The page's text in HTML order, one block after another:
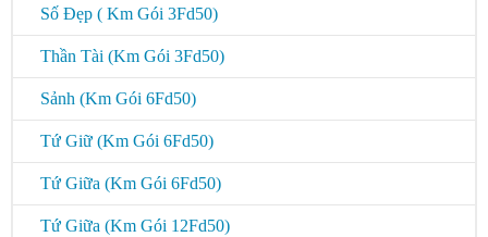
Số Đẹp ( Km Gói 3Fd50)
Thần Tài (Km Gói 3Fd50)
Sảnh (Km Gói 6Fd50)
Tứ Giữ (Km Gói 6Fd50)
Tứ Giữa (Km Gói 6Fd50)
Tứ Giữa (Km Gói 12Fd50)